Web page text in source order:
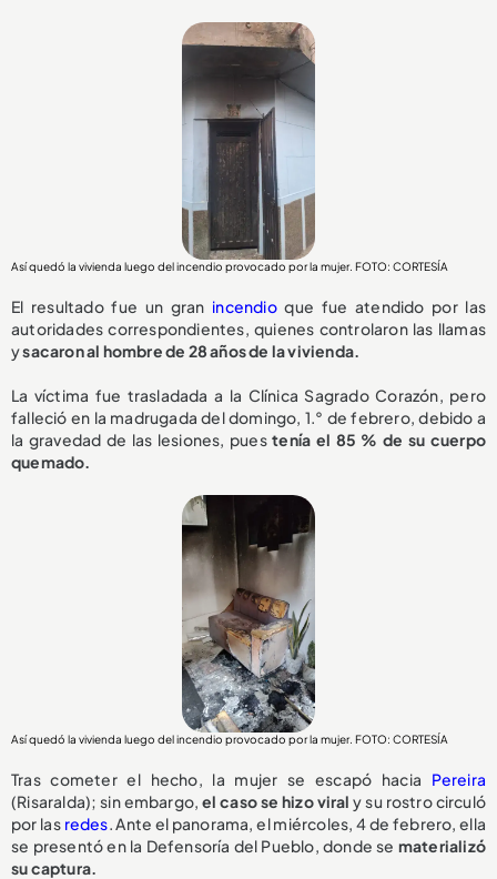
Así quedó la vivienda luego del incendio provocado por la mujer. FOTO: CORTESÍA
El resultado fue un gran incendioque fue atendido por las
autoridades correspondientes, quienes controlaron las llamas
ysacaron al hombre de 28 años de la vivienda.
La víctima fue trasladada a la Clínica Sagrado Corazón, pero
falleció en la madrugada del domingo, 1.° de febrero, debido a
la gravedad de las lesiones, puestenía el 85 % de su cuerpo
quemado.
Así quedó la vivienda luego del incendio provocado por la mujer. FOTO: CORTESÍA
Tras cometer el hecho, la mujer se escapó hacia Pereira
(Risaralda); sin embargo, el caso se hizo viral y su rostro circuló
por las redes . Ante el panorama, el miércoles, 4 de febrero, ella
se presentó en la Defensoría del Pueblo, donde se materializó
su captura.